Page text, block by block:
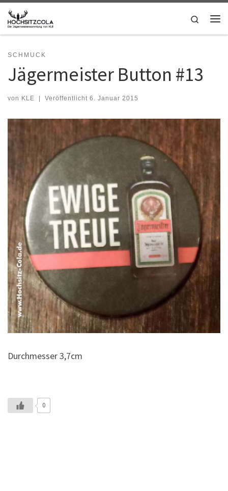
Zum Inhalt springen
Search
SCHMUCK
Jägermeister Button #13
von KLE Veröffentlicht 6. Januar 2015
Durchmesser 3,7cm
0